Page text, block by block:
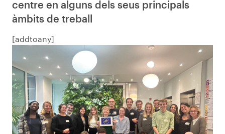
centre en alguns dels seus principals
àmbits de treball
[addtoany]